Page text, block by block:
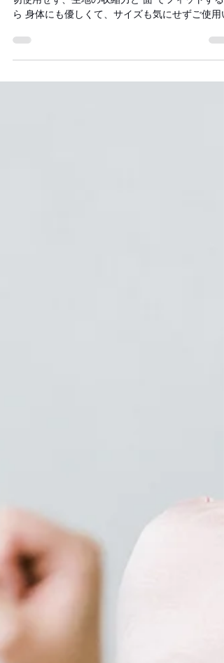
妊婦さんにも、ぜひ使って欲しい。 ゴムなどは
ら 身体にも優しくて、サイズも気にせずご使用